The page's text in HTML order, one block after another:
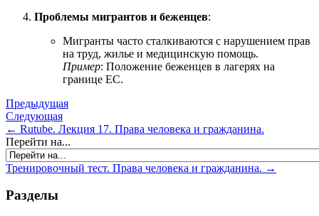
Проблемы мигрантов и беженцев:
Мигранты часто сталкиваются с нарушением прав
на труд, жилье и медицинскую помощь.
Пример: Положение беженцев в лагерях на
границе ЕС.
Предыдущая
Следующая
← Rutube. Лекция 17. Права человека и гражданина.
Перейти на...
Тренировочный тест. Права человека и гражданина. →
Разделы